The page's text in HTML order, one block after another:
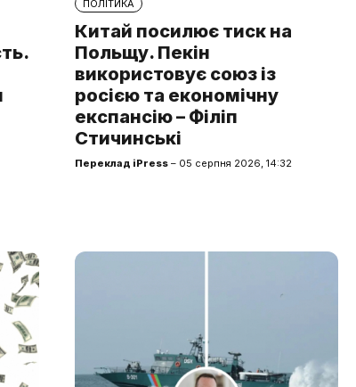
ПОЛІТИКА
Китай посилює тиск на
Польщу. Пекін
використовує союз із
росією та економічну
експансію – Філіп
Стичинські
Переклад iPress – 05 серпня 2026, 14:32